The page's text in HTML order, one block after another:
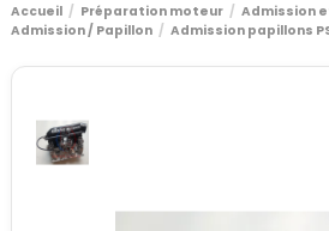
Accueil Préparation moteur
Admission
Admission / Papillon
Admission papillons